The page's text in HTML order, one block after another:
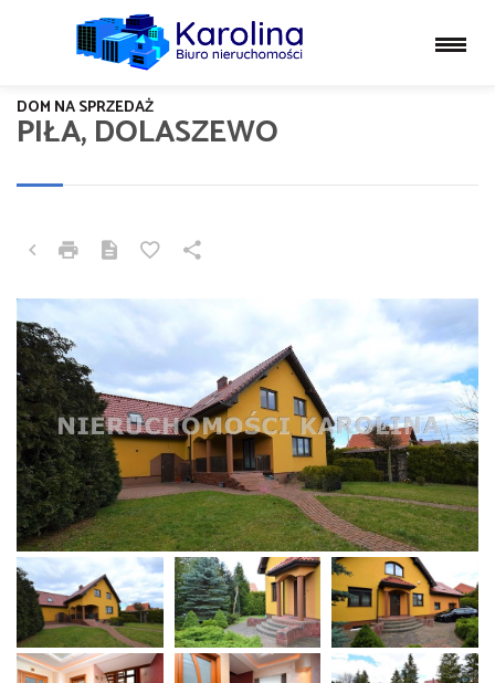
PIŁA, DOLASZEWO
DOM NA SPRZEDAŻ